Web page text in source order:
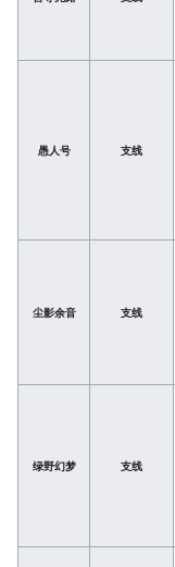
愚人号 支线
尘影余音 支线
绿野幻梦 支线